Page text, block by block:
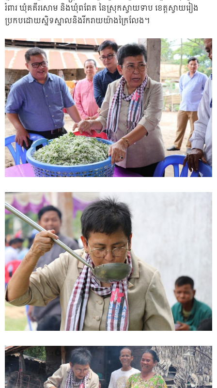
រំពារ ឃុំគគីរសោម និងឃុំពពែត នៃស្រុកស្វាយទាប ខេត្តស្វាយរៀង
ប្រកបដោយស្និទស្នាលនិងរីករាយយ៉ាងក្រៃលែង។